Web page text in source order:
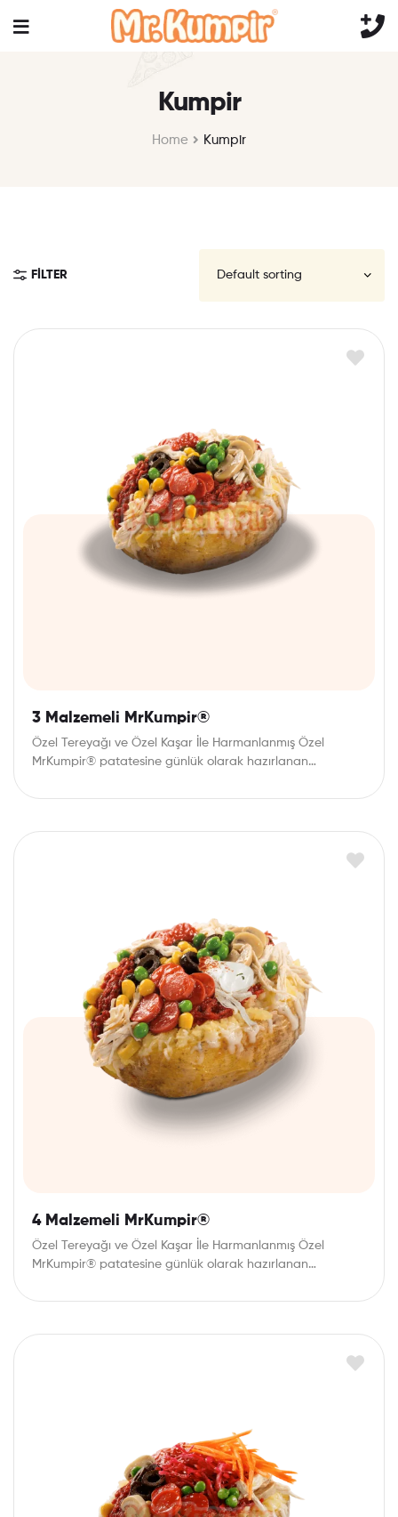
Kumpir
Home Kumpir
FILTER
3 Malzemeli MrKumpir®
Özel Tereyağı ve Özel Kaşar İle Harmanlanmış Özel
MrKumpir® patatesine günlük olarak hazırlanan
4 Malzemeli MrKumpir®
Özel Tereyağı ve Özel Kaşar İle Harmanlanmış Özel
MrKumpir® patatesine günlük olarak hazırlanan